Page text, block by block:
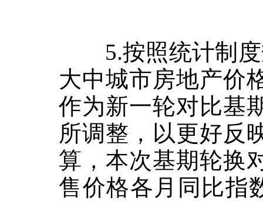
5.按照统计制
大中城市房地产价
作为新一轮对比基
所调整，以更好反
算，本次基期轮换
售价格各月同比指